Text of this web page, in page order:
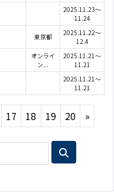
2025.11.23～
11.24
東京都
2025.11.22～
12.4
オンライ
ン...
2025.11.21～
11.21
2025.11.21～
11.21
17 18 19 20 »Next